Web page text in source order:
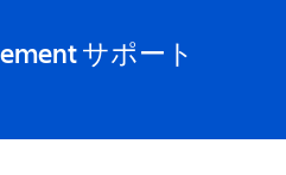
サポート